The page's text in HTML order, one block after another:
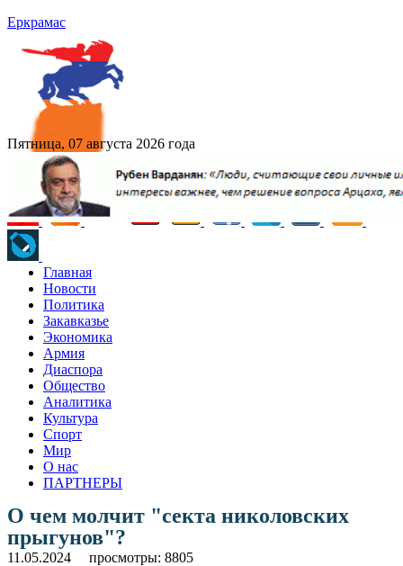
Еркрамас
Пятница, 07 августа 2026 года
Главная
Новости
Политика
Закавказье
Экономика
Армия
Диаспора
Общество
Аналитика
Культура
Спорт
Мир
О нас
ПАРТНЕРЫ
О чем молчит "секта николовских
прыгунов"?
11.05.2024 просмотры: 8805